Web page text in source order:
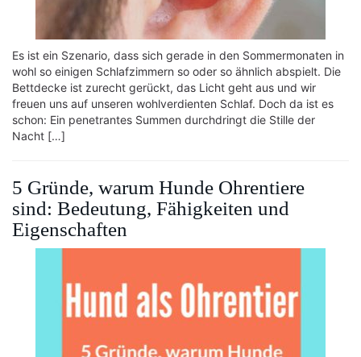
Es ist ein Szenario, dass sich gerade in den Sommermonaten in
wohl so einigen Schlafzimmern so oder so ähnlich abspielt. Die
Bettdecke ist zurecht gerückt, das Licht geht aus und wir
freuen uns auf unseren wohlverdienten Schlaf. Doch da ist es
schon: Ein penetrantes Summen durchdringt die Stille der
Nacht […]
5 Gründe, warum Hunde Ohrentiere
sind: Bedeutung, Fähigkeiten und
Eigenschaften